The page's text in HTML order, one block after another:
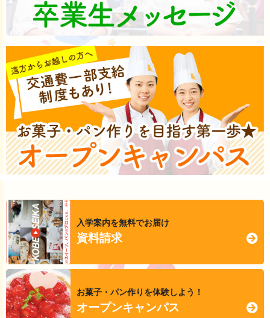
入学案内を無料でお届け
資料請求
お菓子・パン作りを体験しよう！
オープンキャンパス